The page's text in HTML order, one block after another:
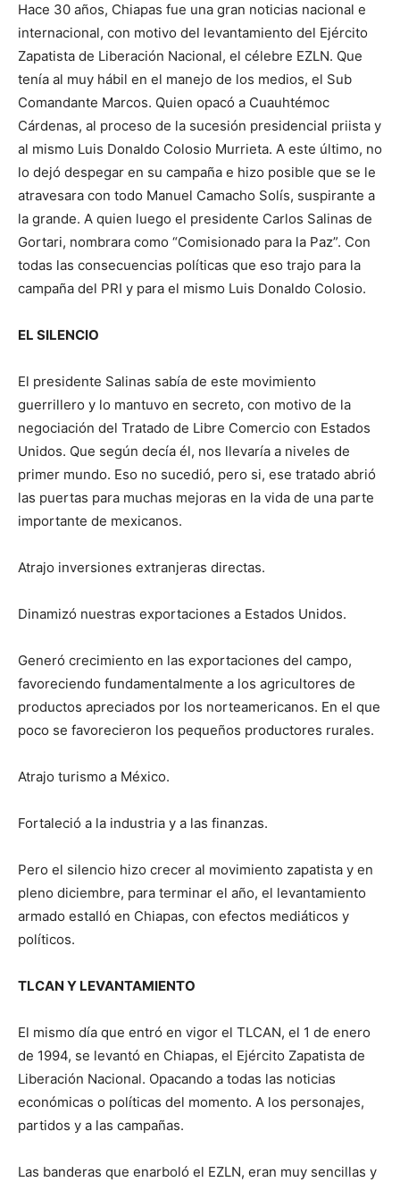
Hace 30 años, Chiapas fue una gran noticias nacional e
internacional, con motivo del levantamiento del Ejército
Zapatista de Liberación Nacional, el célebre EZLN. Que
tenía al muy hábil en el manejo de los medios, el Sub
Comandante Marcos. Quien opacó a Cuauhtémoc
Cárdenas, al proceso de la sucesión presidencial priista y
al mismo Luis Donaldo Colosio Murrieta. A este último, no
lo dejó despegar en su campaña e hizo posible que se le
atravesara con todo Manuel Camacho Solís, suspirante a
la grande. A quien luego el presidente Carlos Salinas de
Gortari, nombrara como “Comisionado para la Paz”. Con
todas las consecuencias políticas que eso trajo para la
campaña del PRI y para el mismo Luis Donaldo Colosio.
EL SILENCIO
El presidente Salinas sabía de este movimiento
guerrillero y lo mantuvo en secreto, con motivo de la
negociación del Tratado de Libre Comercio con Estados
Unidos. Que según decía él, nos llevaría a niveles de
primer mundo. Eso no sucedió, pero si, ese tratado abrió
las puertas para muchas mejoras en la vida de una parte
importante de mexicanos.
Atrajo inversiones extranjeras directas.
Dinamizó nuestras exportaciones a Estados Unidos.
Generó crecimiento en las exportaciones del campo,
favoreciendo fundamentalmente a los agricultores de
productos apreciados por los norteamericanos. En el que
poco se favorecieron los pequeños productores rurales.
Atrajo turismo a México.
Fortaleció a la industria y a las finanzas.
Pero el silencio hizo crecer al movimiento zapatista y en
pleno diciembre, para terminar el año, el levantamiento
armado estalló en Chiapas, con efectos mediáticos y
políticos.
TLCAN Y LEVANTAMIENTO
El mismo día que entró en vigor el TLCAN, el 1 de enero
de 1994, se levantó en Chiapas, el Ejército Zapatista de
Liberación Nacional. Opacando a todas las noticias
económicas o políticas del momento. A los personajes,
partidos y a las campañas.
Las banderas que enarboló el EZLN, eran muy sencillas y